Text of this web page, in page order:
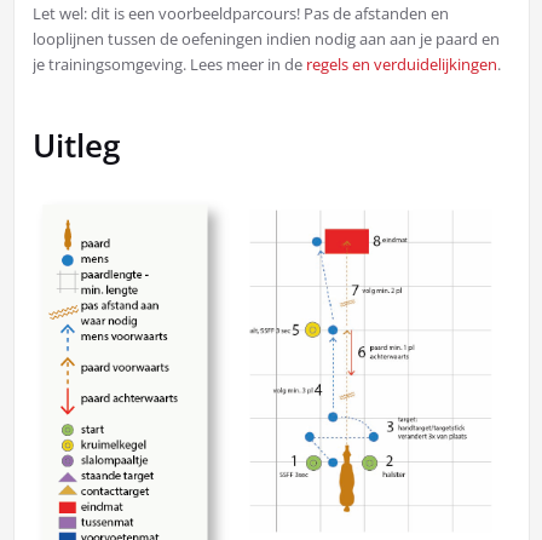
Let wel: dit is een voorbeeldparcours! Pas de afstanden en
looplijnen tussen de oefeningen indien nodig aan aan je paard en
je trainingsomgeving. Lees meer in de regels en verduidelijkingen.
Uitleg